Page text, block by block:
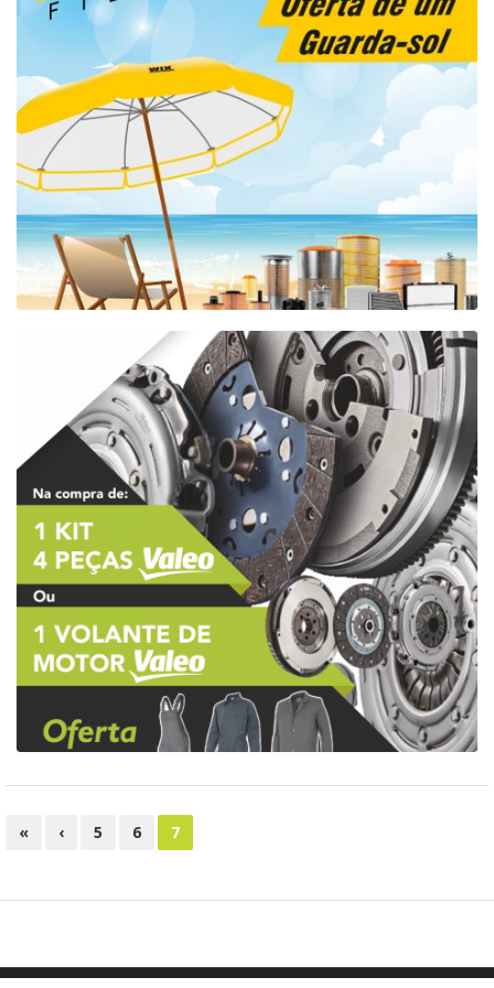
Campanha de Filtros WIX
WIX
« ‹ 5 6 7